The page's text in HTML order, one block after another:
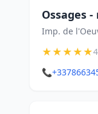
Ossages
Imp. de
★★★★★
📞